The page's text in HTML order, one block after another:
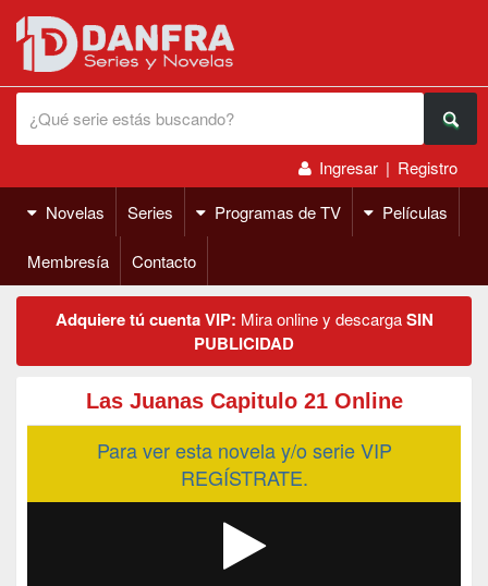
Ingresar | Registro
Novelas
Series Programas de TV Películas
Membresía Contacto
Adquiere tú cuenta VIP: Mira online y descargaSIN
PUBLICIDAD
Las Juanas Capitulo 21 Online
Para ver esta novela y/o serie VIP
REGÍSTRATE.